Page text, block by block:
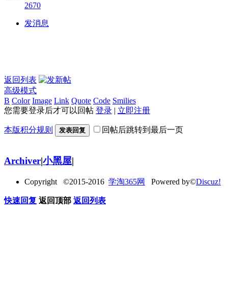
2670
发消息
返回列表
高级模式
B Color Image Link Quote Code Smilies
您需要登录后才可以回帖 登录 | 立即注册
本版积分规则 发表回复 回帖后跳转到最后一页
Archiver|小黑屋|
Copyright ©2015-2016 学淘365网 Powered by©Discuz!
快速回复 返回顶部 返回列表